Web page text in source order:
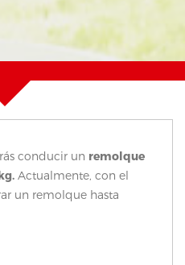
conducir un remolque
Actualmente, con el
un remolque hasta